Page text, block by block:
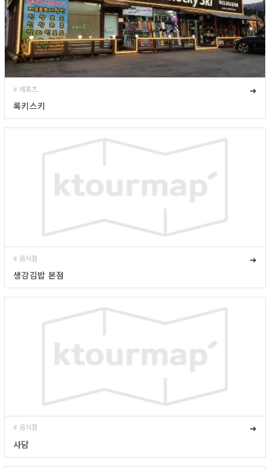
# 레포츠
➜
록키스키
# 음식점
➜
생강김밥 본점
# 음식점
➜
사담